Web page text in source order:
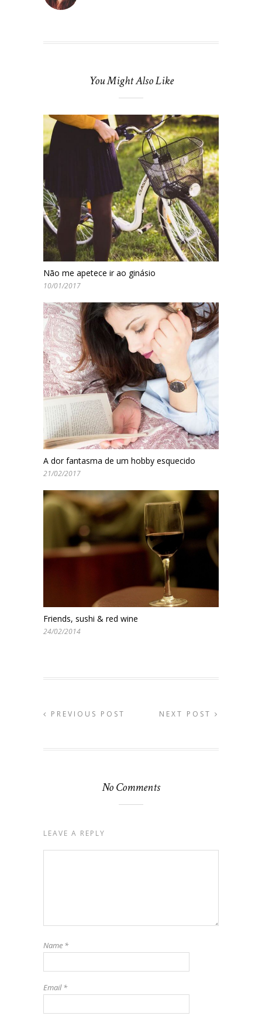
You Might Also Like
Não me apetece ir ao ginásio
10/01/2017
A dor fantasma de um hobby esquecido
21/02/2017
Friends, sushi & red wine
24/02/2014
PREVIOUS POST NEXT POST
No Comments
LEAVE A REPLY
Name *
Email*